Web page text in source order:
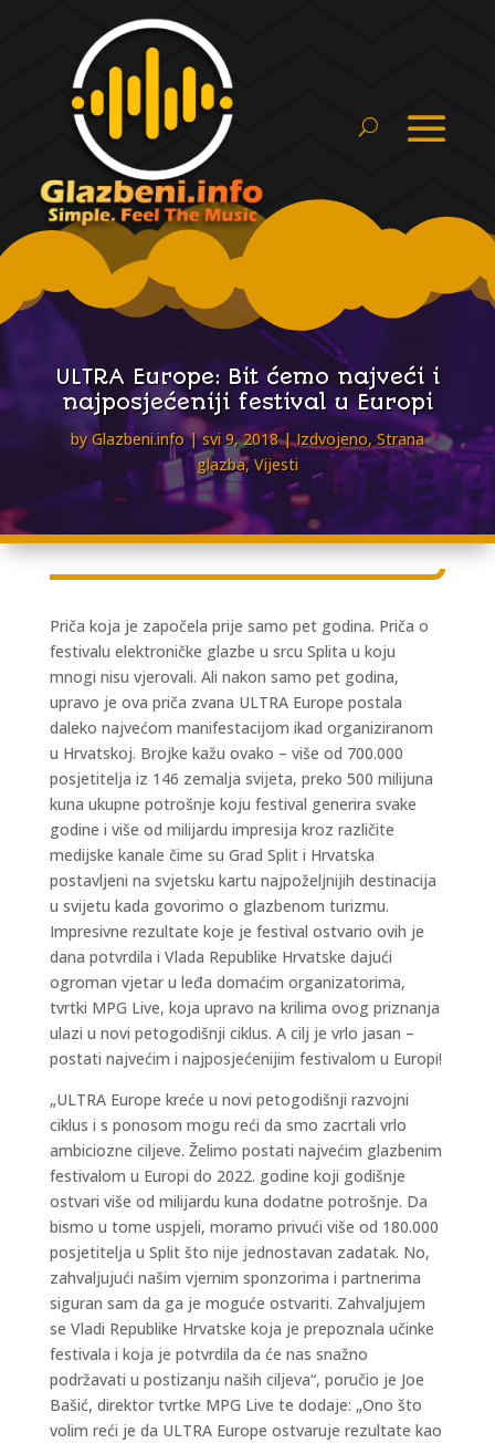
ULTRA Europe: Bit ćemo najveći i
najposjećeniji festival u Europi
byGlazbeni.info svi 9, 2018 Izdvojeno,Strana
glazba,Vijesti
Priča koja je započela prije samo pet godina. Priča o
festivalu elektroničke glazbe u srcu Splita u koju
mnogi nisu vjerovali. Ali nakon samo pet godina,
upravo je ova priča zvana ULTRA Europe postala
daleko najvećom manifestacijom ikad organiziranom
u Hrvatskoj. Brojke kažu ovako – više od 700.000
posjetitelja iz 146 zemalja svijeta, preko 500 milijuna
kuna ukupne potrošnje koju festival generira svake
godine i više od milijardu impresija kroz različite
medijske kanale čime su Grad Split i Hrvatska
postavljeni na svjetsku kartu najpoželjnijih destinacija
u svijetu kada govorimo o glazbenom turizmu.
Impresivne rezultate koje je festival ostvario ovih je
dana potvrdila i Vlada Republike Hrvatske dajući
ogroman vjetar u leđa domaćim organizatorima,
tvrtki MPG Live, koja upravo na krilima ovog priznanja
ulazi u novi petogodišnji ciklus. A cilj je vrlo jasan –
postati najvećim i najposjećenijim festivalom u Europi!
„ULTRA Europe kreće u novi petogodišnji razvojni
ciklus i s ponosom mogu reći da smo zacrtali vrlo
ambiciozne ciljeve. Želimo postati najvećim glazbenim
festivalom u Europi do 2022. godine koji godišnje
ostvari više od milijardu kuna dodatne potrošnje. Da
bismo u tome uspjeli, moramo privući više od 180.000
posjetitelja u Split što nije jednostavan zadatak. No,
zahvaljujući našim vjernim sponzorima i partnerima
siguran sam da ga je moguće ostvariti. Zahvaljujem
se Vladi Republike Hrvatske koja je prepoznala učinke
festivala i koja je potvrdila da će nas snažno
podržavati u postizanju naših ciljeva“, poručio je Joe
Bašić, direktor tvrtke MPG Live te dodaje: „Ono što
volim reći je da ULTRA Europe ostvaruje rezultate kao